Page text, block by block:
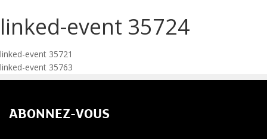
linked-event 35724
Navigation
de
l’article
linked-event 35721
linked-event 35763
ABONNEZ-VOUS